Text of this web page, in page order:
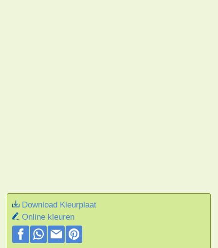
Download Kleurplaat
Online kleuren